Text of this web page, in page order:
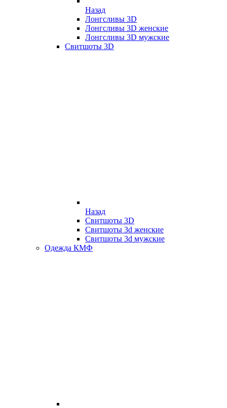
Назад
Лонгсливы 3D
Лонгсливы 3D женские
Лонгсливы 3D мужские
Свитшоты 3D
Назад
Свитшоты 3D
Свитшоты 3d женские
Свитшоты 3d мужские
Одежда КМФ